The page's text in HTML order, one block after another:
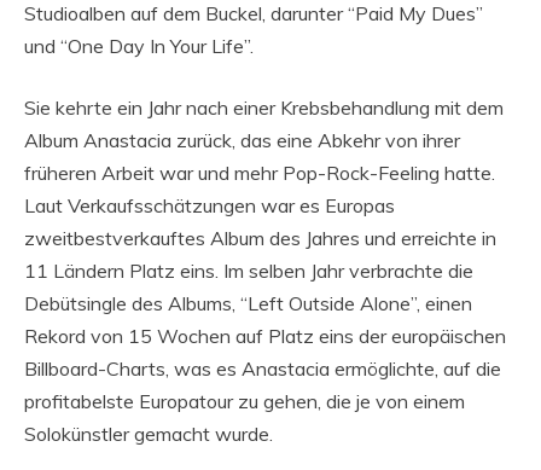
Studioalben auf dem Buckel, darunter “Paid My Dues”
und “One Day In Your Life”.
Sie kehrte ein Jahr nach einer Krebsbehandlung mit dem
Album Anastacia zurück, das eine Abkehr von ihrer
früheren Arbeit war und mehr Pop-Rock-Feeling hatte.
Laut Verkaufsschätzungen war es Europas
zweitbestverkauftes Album des Jahres und erreichte in
11 Ländern Platz eins. Im selben Jahr verbrachte die
Debütsingle des Albums, “Left Outside Alone”, einen
Rekord von 15 Wochen auf Platz eins der europäischen
Billboard-Charts, was es Anastacia ermöglichte, auf die
profitabelste Europatour zu gehen, die je von einem
Solokünstler gemacht wurde.